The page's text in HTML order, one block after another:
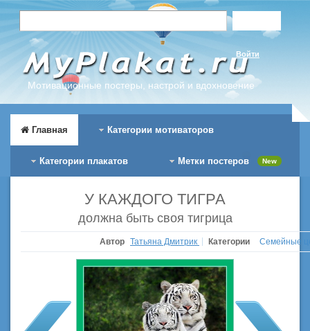
Мотивационные постеры, настрой и вдохновение
Войти
Главная Категории мотиваторов
Категории плакатов Метки постеров New
У КАЖДОГО ТИГРА
должна быть своя тигрица
Автор Татьяна Дмитрик Категории Семейные